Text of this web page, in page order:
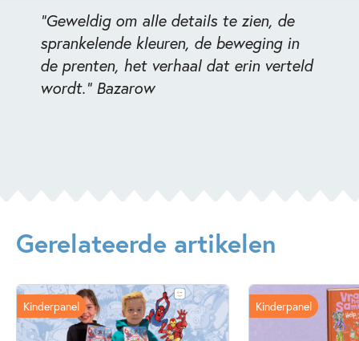
"Geweldig om alle details te zien, de
sprankelende kleuren, de beweging in
de prenten, het verhaal dat erin verteld
wordt." Bazarow
Gerelateerde artikelen
Kinderpanel Kinderpanel